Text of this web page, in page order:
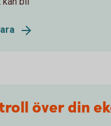
över din